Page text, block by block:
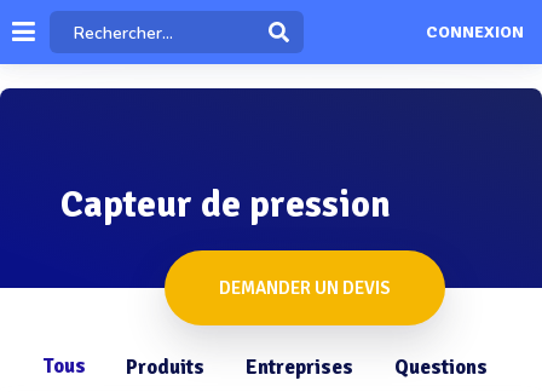
CONNEXION
Capteur de pression
DEMANDER UN DEVIS
Tous Produits Entreprises Questions